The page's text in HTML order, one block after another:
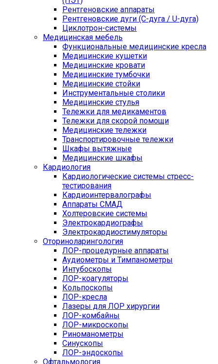
Рентгеновские аппараты
Рентгеновские дуги (С-дуга / U-дуга)
Циклотрон-системы
Медицинская мебель
Функциональные медицинские кресла
Медицинские кушетки
Медицинские кровати
Медицинские тумбочки
Медицинские стойки
Инструментальные столики
Медицинские стулья
Тележки для медикаментов
Тележки для скорой помощи
Медицинские тележки
Транспортировочные тележки
Шкафы вытяжные
Медицинские шкафы
Кардиология
Кардиологические системы стресс-
тестирования
Кардиоинтервалографы
Аппараты СМАД
Холтеровские системы
Электрокардиографы
Электрокардиостимуляторы
Оториноларингология
ЛОР-процедурные аппараты
Аудиометры и Тимпанометры
Интубоскопы
ЛОР-коагуляторы
Кольпоскопы
ЛОР-кресла
Лазеры для ЛОР хирургии
ЛОР-комбайны
ЛОР-микроскопы
Риноманометры
Синускопы
ЛОР-эндоскопы
Офтальмология